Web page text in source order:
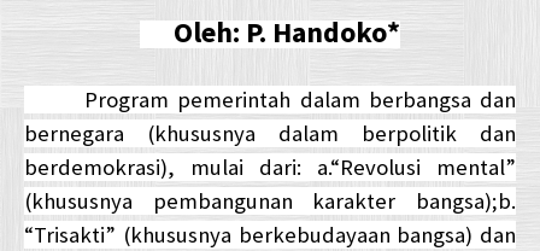
Oleh: P. Handoko*
Program pemerintah dalam berbangsa dan
bernegara (khususnya dalam berpolitik dan
berdemokrasi), mulai dari: a.“Revolusi mental”
(khususnya pembangunan karakter bangsa);b.
“Trisakti” (khususnya berkebudayaan bangsa) dan